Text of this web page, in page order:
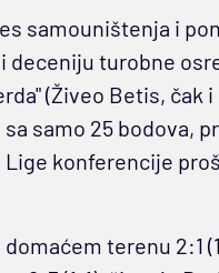
samouništenja i
deceniju turobne
(Živeo Betis, čak
samo 25 bodova,
konferencije
terenu 2:1